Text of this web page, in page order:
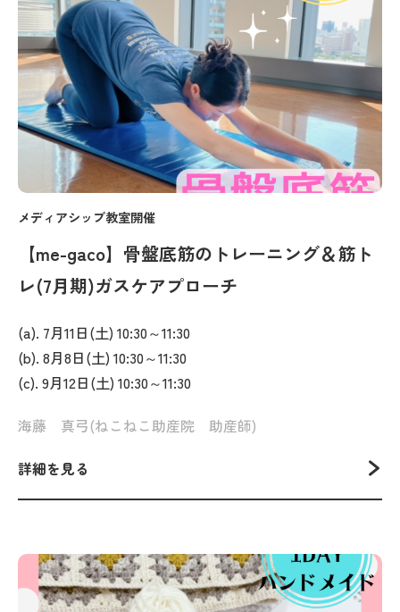
メディアシップ教室開催
【me-gaco】骨盤底筋のトレーニング＆筋ト
レ(7月期)ガスケアプローチ
(a). 7月11日(土) 10:30～11:30
(b). 8月8日(土) 10:30～11:30
(c). 9月12日(土) 10:30～11:30
海藤 真弓(ねこねこ助産院 助産師)
詳細を見る